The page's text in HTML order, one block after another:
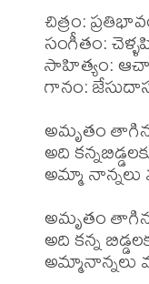
చిత్రం:
సంగీతం:
సాహిత్యం:
గానం:
అమృతం
అది
అమ్మా
అమృతం
అది కన్న